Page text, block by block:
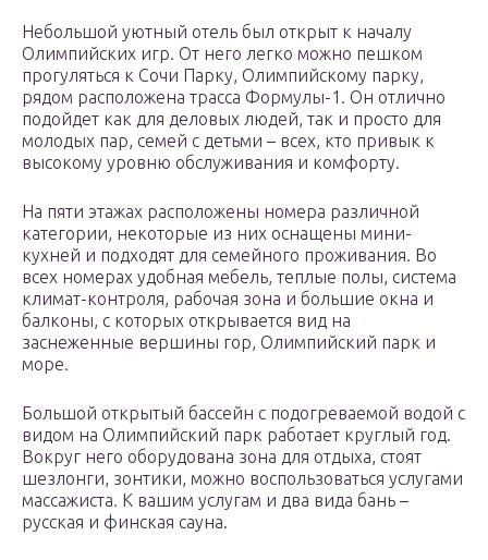
Небольшой уютный отель был открыт к началу
Олимпийских игр. От него легко можно пешком
прогуляться к Сочи Парку, Олимпийскому парку,
рядом расположена трасса Формулы-1. Он отлично
подойдет как для деловых людей, так и просто для
молодых пар, семей с детьми – всех, кто привык к
высокому уровню обслуживания и комфорту.
На пяти этажах расположены номера различной
категории, некоторые из них оснащены мини-
кухней и подходят для семейного проживания. Во
всех номерах удобная мебель, теплые полы, система
климат-контроля, рабочая зона и большие окна и
балконы, с которых открывается вид на
заснеженные вершины гор, Олимпийский парк и
море.
Большой открытый бассейн с подогреваемой водой с
видом на Олимпийский парк работает круглый год.
Вокруг него оборудована зона для отдыха, стоят
шезлонги, зонтики, можно воспользоваться услугами
массажиста. К вашим услугам и два вида бань –
русская и финская сауна.